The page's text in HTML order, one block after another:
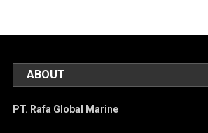
ABOUT
PT. Rafa Global Marine